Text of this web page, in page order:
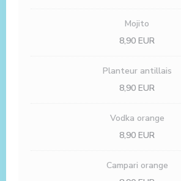
Mojito
8,90 EUR
Planteur antillais
8,90 EUR
Vodka orange
8,90 EUR
Campari orange